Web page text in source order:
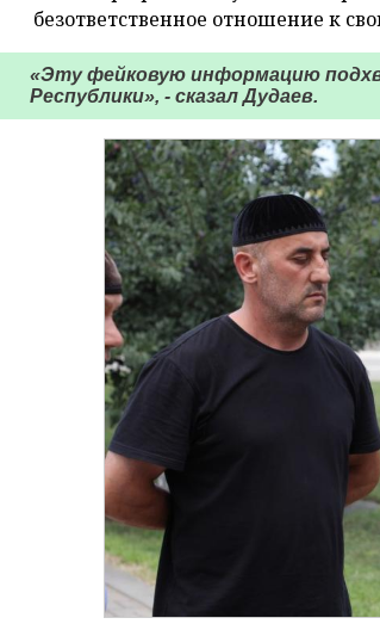
безответственное отношение к
«Эту фейковую информацию
Республики», - сказал Дудаев.